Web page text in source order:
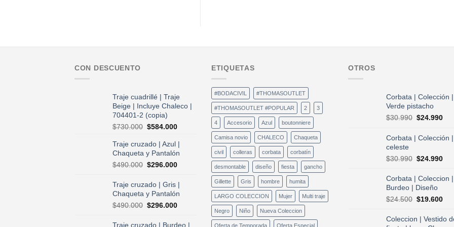
CON DESCUENTO
Traje cuadrillé | Traje
Beige | Incluye Chaleco |
704401-2 (copia)
$730.000 El
original
era:
$730.000.
$584.000El
actual
es:
$584.000.
Traje cruzado | Azul |
Chaqueta y Pantalón
$490.000 El
original
era:
$490.000.
$296.000El
actual
es:
Traje cruzado | Gris |
Chaqueta y Pantalón
$490.000 El
original
$296.000El
actual
Traje cruzado | Burdeo |
ETIQUETAS
#BODACIVIL #THOMASOUTLET
#THOMASOUTLET #POPULAR 2 3
4 Accesorio Azul boutonniere
Camisa novio CHALECO Chaqueta
civil colleras corbata corbatín
desmontable diseño fiesta gancho
Gillette Gris hombre humita
LARGO COLECCION Mujer Multi traje
Negro Niño Nueva Coleccion
Oferta de Temporada Oferta Especial
OTROS
Corbata | Colección |
Verde pistacho
$30.990 El
original
$24.990El
es:
Corbata | Colección
celeste
$30.990 El
original
era:
$30.990.
$24.990El
es:
Corbata | Coleccion |
Burdeo | Diseño
$24.500 El
original
$19.600El
Coleccion | Vestido